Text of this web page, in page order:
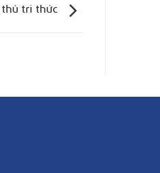
thủ tri thức